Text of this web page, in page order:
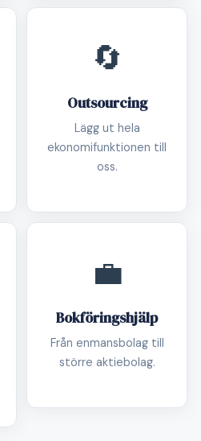
🔄
Outsourcing
Lägg ut hela
ekonomifunktionen till
oss.
💼
Bokföringshjälp
Från enmansbolag till
större aktiebolag.